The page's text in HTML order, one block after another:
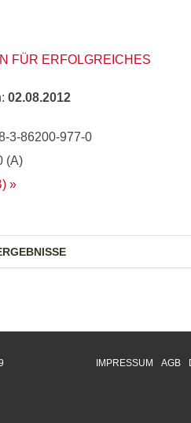
FÜR ERFOLGREICHES
02.08.2012
3-86200-977-0
(A)
IMPRESSUM AGB